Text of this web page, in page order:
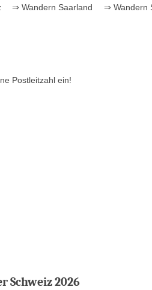
⇒ Wandern Saarland ⇒ Wandern
Postleitzahl ein!
Schweiz 2026